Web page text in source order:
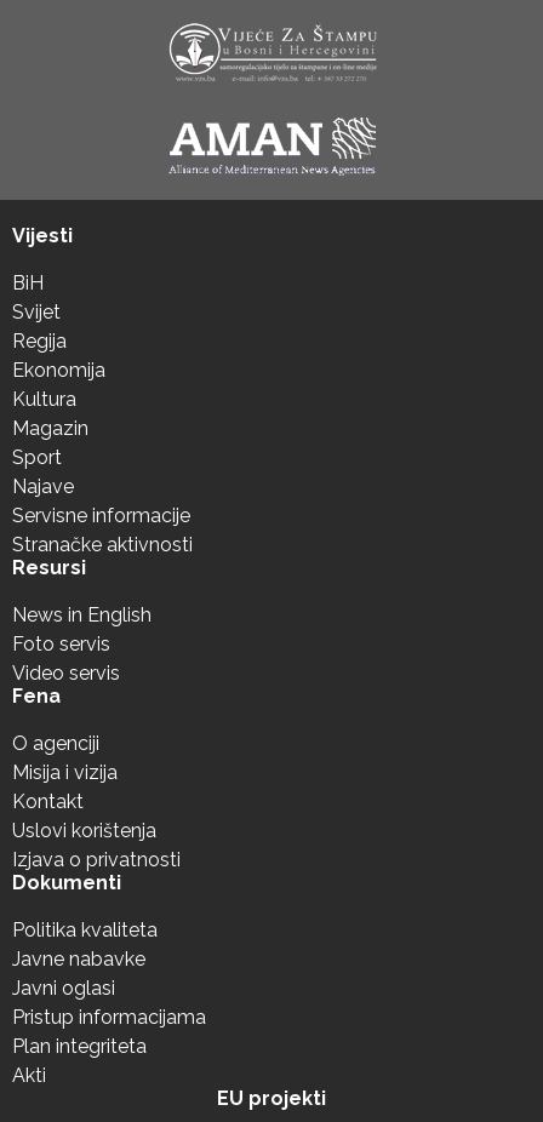
Vijesti
BiH
Svijet
Regija
Ekonomija
Kultura
Magazin
Sport
Najave
Servisne informacije
Stranačke aktivnosti
Resursi
News in English
Foto servis
Video servis
Fena
O agenciji
Misija i vizija
Kontakt
Uslovi korištenja
Izjava o privatnosti
Dokumenti
Politika kvaliteta
Javne nabavke
Javni oglasi
Pristup informacijama
Plan integriteta
Akti
EU projekti